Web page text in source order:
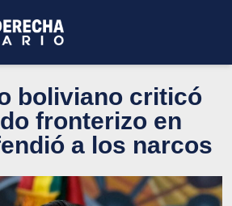
boliviano criticó
fronterizo en
a los narcos